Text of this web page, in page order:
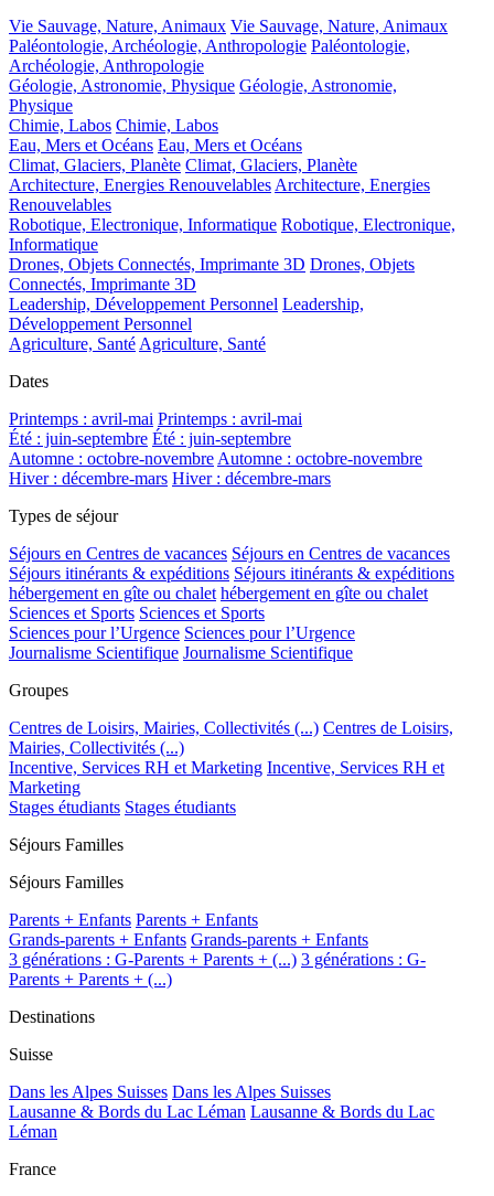
Vie Sauvage, Nature, Animaux Vie Sauvage, Nature, Animaux
Paléontologie, Archéologie, Anthropologie Paléontologie,
Archéologie, Anthropologie
Géologie, Astronomie, Physique Géologie, Astronomie,
Physique
Chimie, Labos Chimie, Labos
Eau, Mers et Océans Eau, Mers et Océans
Climat, Glaciers, Planète Climat, Glaciers, Planète
Architecture, Energies RenouvelablesArchitecture, Energies
Renouvelables
Robotique, Electronique, Informatique Robotique, Electronique,
Informatique
Drones, Objets Connectés, Imprimante 3D Drones, Objets
Connectés, Imprimante 3D
Leadership, Développement Personnel Leadership,
Développement Personnel
Agriculture, SantéAgriculture, Santé
Dates
Printemps : avril-mai Printemps : avril-mai
Été : juin-septembre Été : juin-septembre
Automne : octobre-novembreAutomne : octobre-novembre
Hiver : décembre-mars Hiver : décembre-mars
Types de séjour
Séjours en Centres de vacances Séjours en Centres de vacances
Séjours itinérants & expéditions Séjours itinérants & expéditions
hébergement en gîte ou chalet hébergement en gîte ou chalet
Sciences et Sports Sciences et Sports
Sciences pour l’Urgence Sciences pour l’Urgence
Journalisme Scientifique Journalisme Scientifique
Groupes
Centres de Loisirs, Mairies, Collectivités (...) Centres de Loisirs,
Mairies, Collectivités (...)
Incentive, Services RH et Marketing Incentive, Services RH et
Marketing
Stages étudiants Stages étudiants
Séjours Familles
Séjours Familles
Parents + Enfants Parents + Enfants
Grands-parents + Enfants Grands-parents + Enfants
3 générations : G-Parents + Parents + (...) 3 générations : G-
Parents + Parents + (...)
Destinations
Suisse
Dans les Alpes Suisses Dans les Alpes Suisses
Lausanne & Bords du Lac Léman Lausanne & Bords du Lac
Léman
France